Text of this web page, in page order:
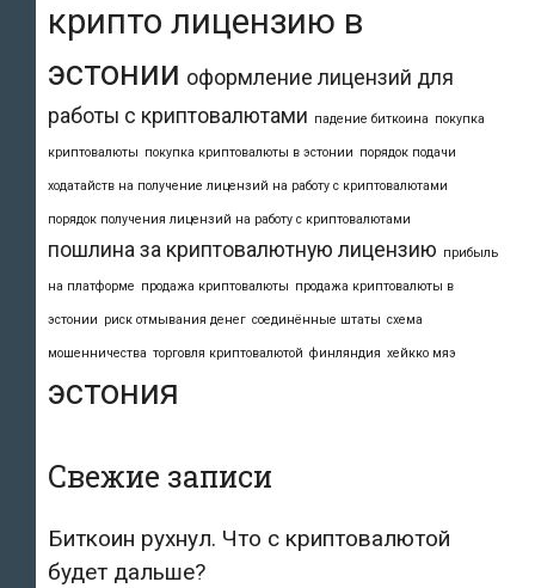
крипто лицензию в
эстонии оформление лицензий для
работы с криптовалютами падение биткоина покупка
криптовалюты покупка криптовалюты в эстонии порядок подачи
ходатайств на получение лицензий на работу с криптовалютами
порядок получения лицензий на работу с криптовалютами
пошлина за криптовалютную лицензию прибыль
на платформе продажа криптовалюты продажа криптовалюты в
эстонии риск отмывания денег соединённые штаты схема
мошенничества торговля криптовалютой финляндия хейкко мяэ
эстония
Свежие записи
Биткоин рухнул. Что с криптовалютой
будет дальше?